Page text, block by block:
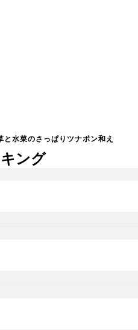
と水菜のさっぱりツナポン和え
ング